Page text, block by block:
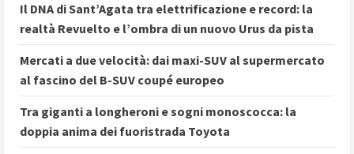
Il DNA di Sant’Agata tra elettrificazione e record: la
realtà Revuelto e l’ombra di un nuovo Urus da pista
Mercati a due velocità: dai maxi-SUV al supermercato
al fascino del B-SUV coupé europeo
Tra giganti a longheroni e sogni monoscocca: la
doppia anima dei fuoristrada Toyota